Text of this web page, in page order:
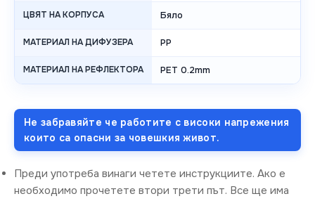
ЦВЯТ НА КОРПУСА Бяло
МАТЕРИАЛ НА ДИФУЗЕРА PP
МАТЕРИАЛ НА РЕФЛЕКТОРА PET 0.2mm
Не забравяйте че работите с високи напрежения
които са опасни за човешкия живот.
Преди употреба винаги четете инструкциите. Ако е
необходимо прочетете втори трети път. Все ще има